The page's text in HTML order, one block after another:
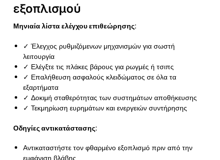
εξοπλισμού
Μηνιαία λίστα ελέγχου επιθεώρησης:
✓ Έλεγχος ρυθμιζόμενων μηχανισμών για σωστή
λειτουργία
✓ Ελέγξτε τις πλάκες βάρους για ρωγμές ή τσιπς
✓ Επαλήθευση ασφαλούς κλειδώματος σε όλα τα
εξαρτήματα
✓ Δοκιμή σταθερότητας των συστημάτων αποθήκευσης
✓ Τεκμηρίωση ευρημάτων και ενεργειών συντήρησης
Οδηγίες αντικατάστασης:
Αντικαταστήστε τον φθαρμένο εξοπλισμό πριν από την
εμφάνιση βλάβης